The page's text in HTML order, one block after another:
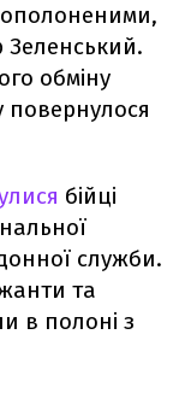
обміну
повернулося
бійці
служби.
та
в полоні з